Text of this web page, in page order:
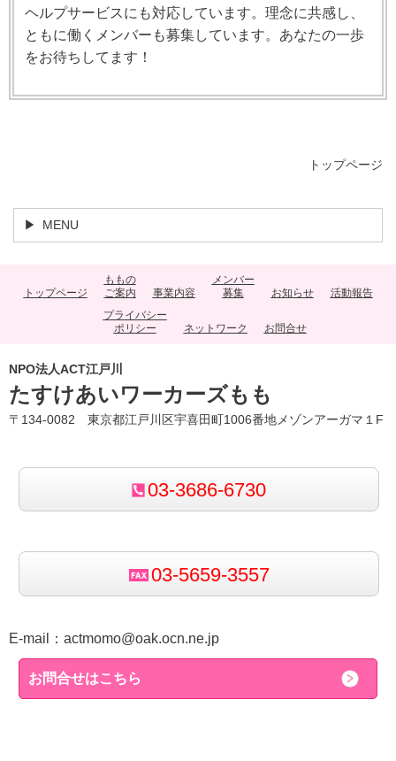
ヘルプサービスにも対応しています。理念に共感し、
ともに働くメンバーも募集しています。あなたの一歩
をお待ちしてます！
トップページ
MENU
トップページ
ももの
ご案内
事業内容
メンバー
募集
お知らせ
活動報告
プライバシー
ポリシー
ネットワーク お問合せ
NPO法人ACT江戸川
たすけあいワーカーズもも
〒134-0082 東京都江戸川区宇喜田町1006番地メゾンアーガマ１F
03-3686-6730
03-5659-3557
E-mail： actmomo@oak.ocn.ne.jp
お問合せはこちら